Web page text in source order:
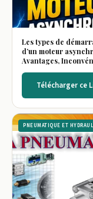
Les types de
d’un moteur
Avantages,
Télécharger ce
PNEUMATIQUE ET